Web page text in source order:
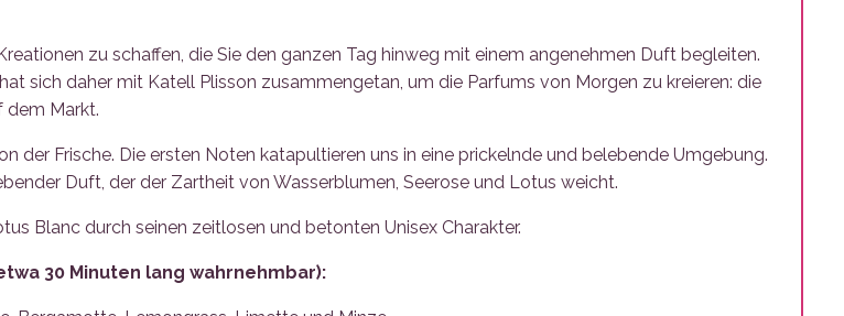
zu schaffen, die Sie den ganzen Tag hinweg mit einem angenehmen Duft begleiten.
sich daher mit Katell Plisson zusammengetan, um die Parfums von Morgen zu kreieren: die
dem Markt.
Frische. Die ersten Noten katapultieren uns in eine prickelnde und belebende Umgebung.
Duft, der der Zartheit von Wasserblumen, Seerose und Lotus weicht.
Blanc durch seinen zeitlosen und betonten Unisex Charakter.
30 Minuten lang wahrnehmbar):